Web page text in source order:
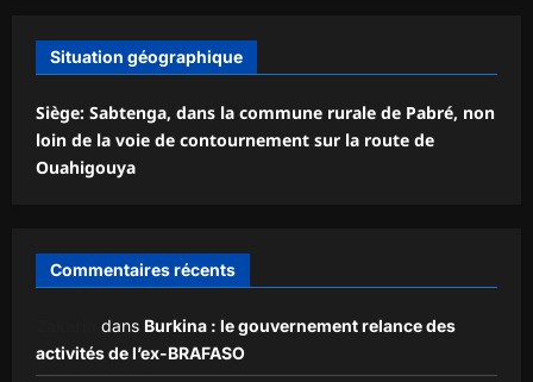
Situation géographique
Siège: Sabtenga, dans la commune rurale de Pabré, non
loin de la voie de contournement sur la route de
Ouahigouya
Commentaires récents
dans Burkina : le gouvernement relance des
activités de l’ex-BRAFASO